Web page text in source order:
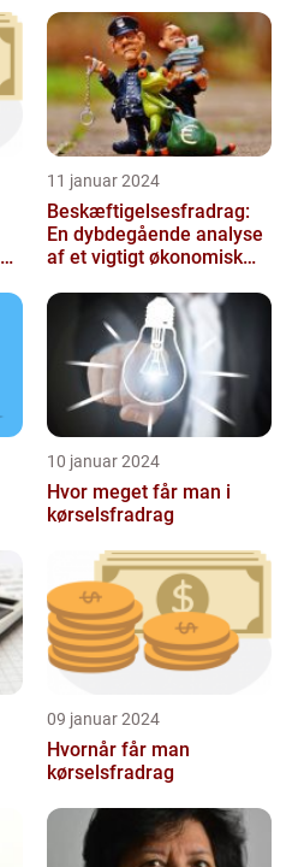
11 januar 2024
Beskæftigelsesfradrag:
En dybdegående analyse
af et vigtigt økonomisk
finansf...
10 januar 2024
Hvor meget får man i
kørselsfradrag
09 januar 2024
Hvornår får man
kørselsfradrag